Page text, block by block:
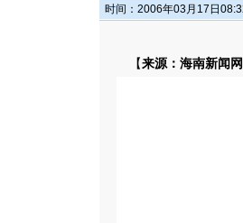
时间：2006年03月17日
【来源：海南新闻